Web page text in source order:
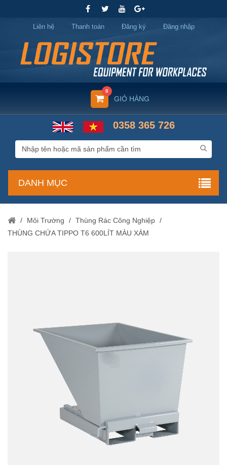
Liên hệ Thanh toán Đăng ký Đăng nhập
GIỎ HÀNG
0
0358 365 726
DANH MỤC
/ Môi Trường / Thùng Rác Công Nghiệp /
THÙNG CHỨA TIPPO T6 600LÍT MÀU XÁM